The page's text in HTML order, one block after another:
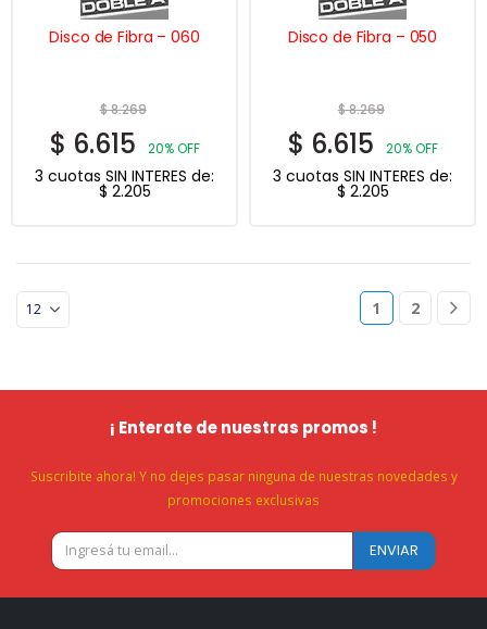
Disco de Fibra – 060
$8.269
$ 6.615 20% OFF
3 cuotas SIN INTERES de:
$ 2.205
Disco de Fibra – 050
$8.269
$ 6.615 20% OFF
3 cuotas SIN INTERES de:
$ 2.205
1 2
¡ Enterate de nuestras promos !
Suscribite ahora! Y no dejes pasar ninguna de nuestras novedades y
promociones exclusivas